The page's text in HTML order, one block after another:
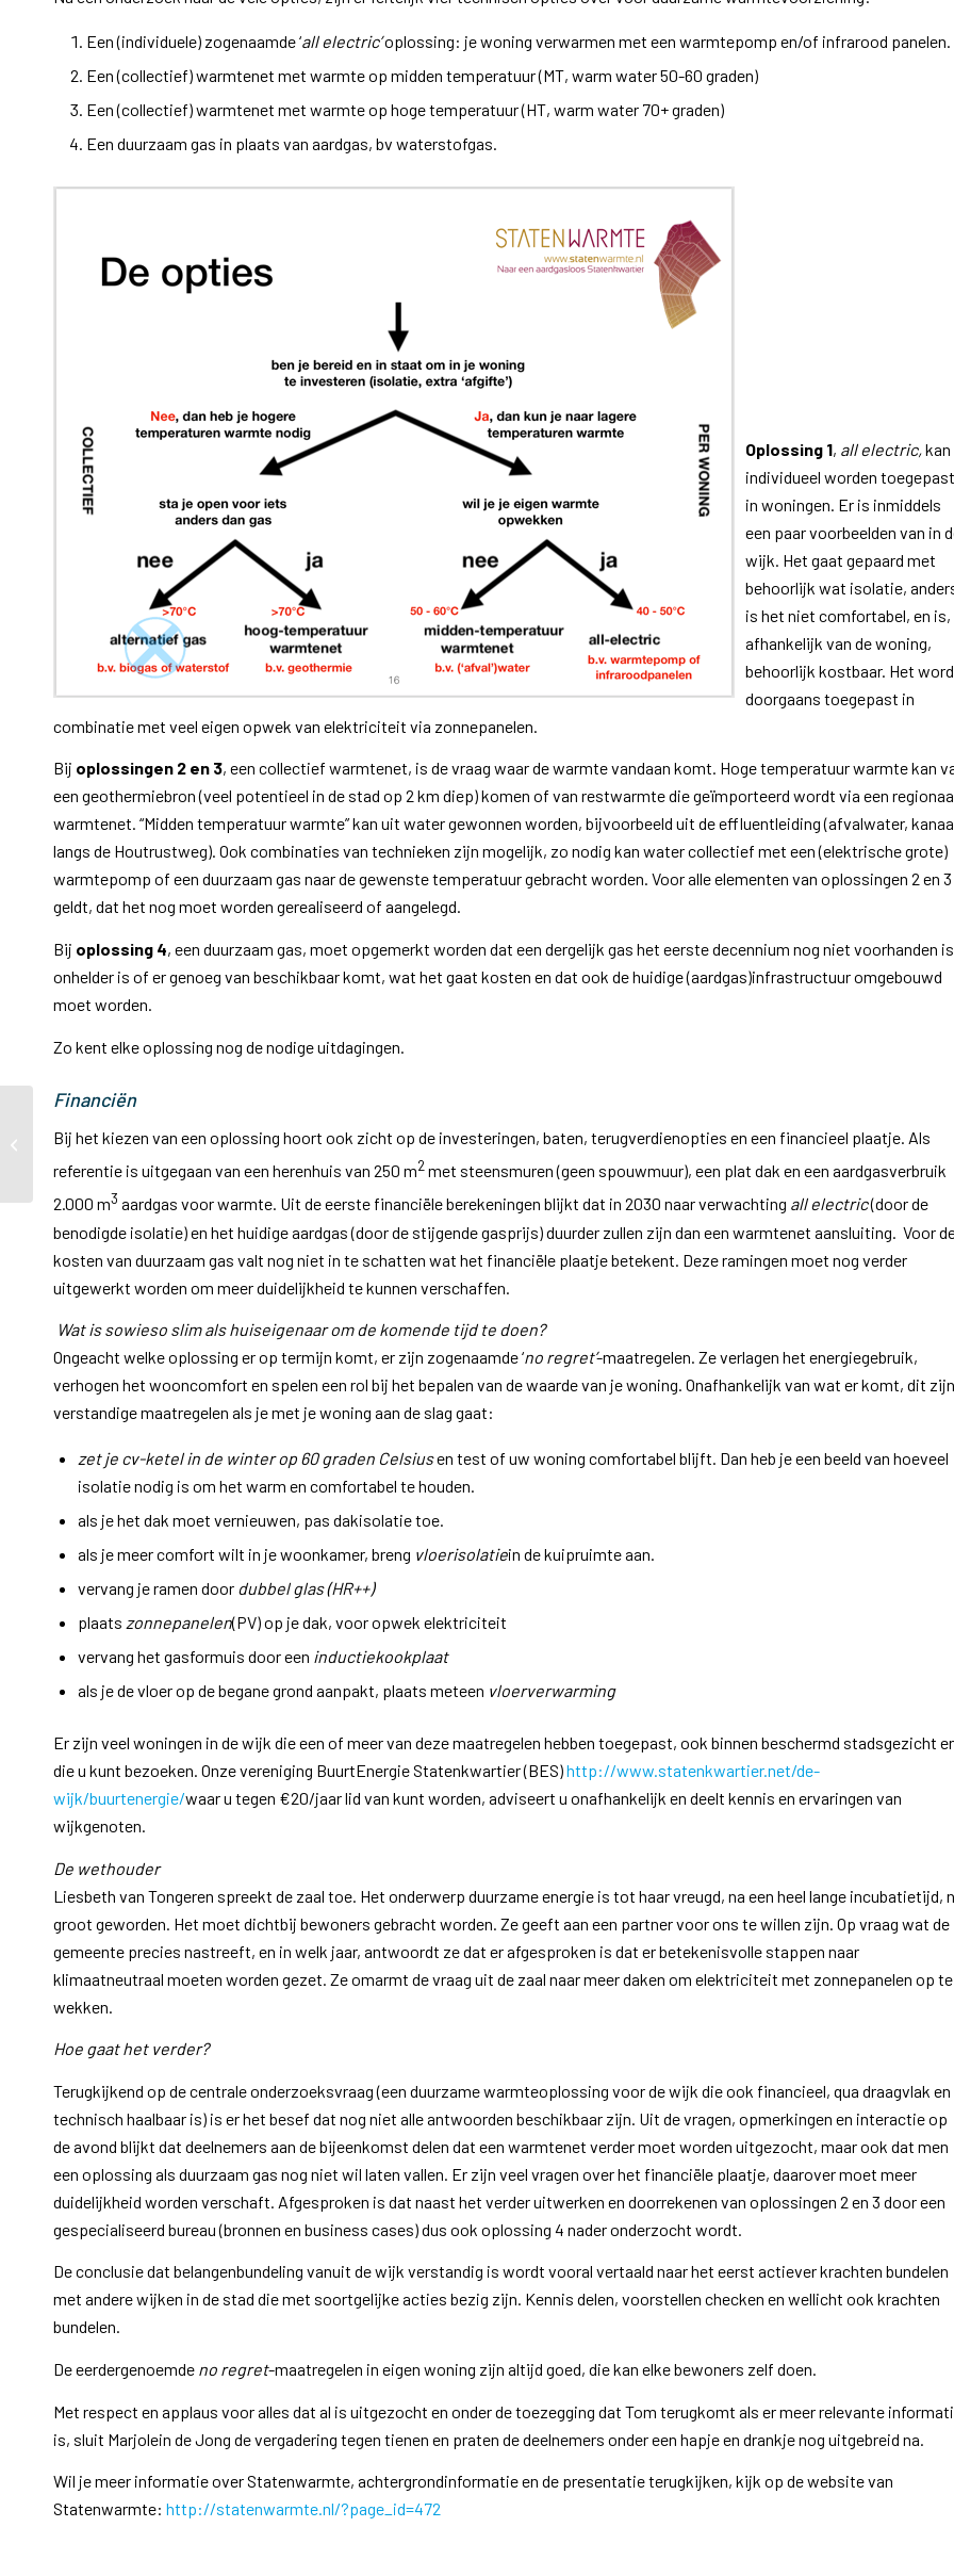
Een (individuele) zogenaamde ‘all electric’oplossing: je woning verwarmen met een warmtepomp en/of infrarood panelen.
Een (collectief) warmtenet met warmte op midden temperatuur (MT, warm water 50-60 graden)
Een (collectief) warmtenet met warmte op hoge temperatuur (HT, warm water 70+ graden)
Een duurzaam gas in plaats van aardgas, bv waterstofgas.
Oplossing 1, all electric,kan
individueel worden toegepast
in woningen. Er is inmiddels
een paar voorbeelden van in
wijk. Het gaat gepaard met
behoorlijk wat isolatie,
is het niet comfortabel, en is,
afhankelijk van de woning,
behoorlijk kostbaar. Het
doorgaans toegepast in
combinatie met veel eigen opwek van elektriciteit via zonnepanelen.
Bij oplossingen 2 en 3, een collectief warmtenet, is de vraag waar de warmte vandaan komt. Hoge temperatuur warmte kan
een geothermiebron (veel potentieel in de stad op 2 km diep) komen of van restwarmte die geïmporteerd wordt via een
warmtenet. “Midden temperatuur warmte” kan uit water gewonnen worden, bijvoorbeeld uit de effluentleiding (afvalwater,
langs de Houtrustweg). Ook combinaties van technieken zijn mogelijk, zo nodig kan water collectief met een (elektrische grote)
warmtepomp of een duurzaam gas naar de gewenste temperatuur gebracht worden. Voor alle elementen van oplossingen 2 en 3
geldt, dat het nog moet worden gerealiseerd of aangelegd.
Bij oplossing 4, een duurzaam gas, moet opgemerkt worden dat een dergelijk gas het eerste decennium nog niet voorhanden
onhelder is of er genoeg van beschikbaar komt, wat het gaat kosten en dat ook de huidige (aardgas)infrastructuur omgebouwd
moet worden.
Zo kent elke oplossing nog de nodige uitdagingen.
Financiën
Bij het kiezen van een oplossing hoort ook zicht op de investeringen, baten, terugverdienopties en een financieel plaatje. Als
referentie is uitgegaan van een herenhuis van 250 m2 met steensmuren (geen spouwmuur), een plat dak en een aardgasverbruik
2.000 m3 aardgas voor warmte. Uit de eerste financiële berekeningen blijkt dat in 2030 naar verwachting all electric(door de
benodigde isolatie) en het huidige aardgas (door de stijgende gasprijs) duurder zullen zijn dan een warmtenet aansluiting. Voor
kosten van duurzaam gas valt nog niet in te schatten wat het financiële plaatje betekent. Deze ramingen moet nog verder
uitgewerkt worden om meer duidelijkheid te kunnen verschaffen.
Wat is sowieso slim als huiseigenaar om de komende tijd te doen?
Ongeacht welke oplossing er op termijn komt, er zijn zogenaamde ‘no regret’-maatregelen. Ze verlagen het energiegebruik,
verhogen het wooncomfort en spelen een rol bij het bepalen van de waarde van je woning. Onafhankelijk van wat er komt, dit zijn
verstandige maatregelen als je met je woning aan de slag gaat:
zet je cv-ketel in de winter op 60 graden Celsiusen test of uw woning comfortabel blijft. Dan heb je een beeld van hoeveel
isolatie nodig is om het warm en comfortabel te houden.
als je het dak moet vernieuwen, pas dakisolatie toe.
als je meer comfort wilt in je woonkamer, breng vloerisolatiein de kuipruimte aan.
vervang je ramen door dubbel glas (HR++)
plaats zonnepanelen(PV) op je dak, voor opwek elektriciteit
vervang het gasformuis door een inductiekookplaat
als je de vloer op de begane grond aanpakt, plaats meteen vloerverwarming
Er zijn veel woningen in de wijk die een of meer van deze maatregelen hebben toegepast, ook binnen beschermd stadsgezicht
die u kunt bezoeken. Onze vereniging BuurtEnergie Statenkwartier (BES)http://www.statenkwartier.net/de-
wijk/buurtenergie/waar u tegen €20/jaar lid van kunt worden, adviseert u onafhankelijk en deelt kennis en ervaringen van
wijkgenoten.
De wethouder
Liesbeth van Tongeren spreekt de zaal toe. Het onderwerp duurzame energie is tot haar vreugd, na een heel lange incubatietijd,
groot geworden. Het moet dichtbij bewoners gebracht worden. Ze geeft aan een partner voor ons te willen zijn. Op vraag wat de
gemeente precies nastreeft, en in welk jaar, antwoordt ze dat er afgesproken is dat er betekenisvolle stappen naar
klimaatneutraal moeten worden gezet. Ze omarmt de vraag uit de zaal naar meer daken om elektriciteit met zonnepanelen op te
wekken.
Hoe gaat het verder?
Terugkijkend op de centrale onderzoeksvraag (een duurzame warmteoplossing voor de wijk die ook financieel, qua draagvlak en
technisch haalbaar is) is er het besef dat nog niet alle antwoorden beschikbaar zijn. Uit de vragen, opmerkingen en interactie op
de avond blijkt dat deelnemers aan de bijeenkomst delen dat een warmtenet verder moet worden uitgezocht, maar ook dat men
een oplossing als duurzaam gas nog niet wil laten vallen. Er zijn veel vragen over het financiële plaatje, daarover moet meer
duidelijkheid worden verschaft. Afgesproken is dat naast het verder uitwerken en doorrekenen van oplossingen 2 en 3 door een
gespecialiseerd bureau (bronnen en business cases) dus ook oplossing 4 nader onderzocht wordt.
De conclusie dat belangenbundeling vanuit de wijk verstandig is wordt vooral vertaald naar het eerst actiever krachten bundelen
met andere wijken in de stad die met soortgelijke acties bezig zijn. Kennis delen, voorstellen checken en wellicht ook krachten
bundelen.
De eerdergenoemde no regret-maatregelen in eigen woning zijn altijd goed, die kan elke bewoners zelf doen.
Met respect en applaus voor alles dat al is uitgezocht en onder de toezegging dat Tom terugkomt als er meer relevante
is, sluit Marjolein de Jong de vergadering tegen tienen en praten de deelnemers onder een hapje en drankje nog uitgebreid na.
Wil je meer informatie over Statenwarmte, achtergrondinformatie en de presentatie terugkijken, kijk op de website van
Statenwarmte: http://statenwarmte.nl/?page_id=472
11 mei 2019 op Frederik
Hendrikplein